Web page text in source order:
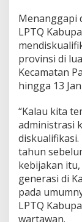
n
e
n
a
k
a
n
i
d
s
k
u
a
l
i
Menanggapi
LPTQ
provinsi di
Kecamatan
hingga 13
“Kalau kita
administrasi
tahun
kebijakan
generasi di
pada
LPTQ
wartawan.